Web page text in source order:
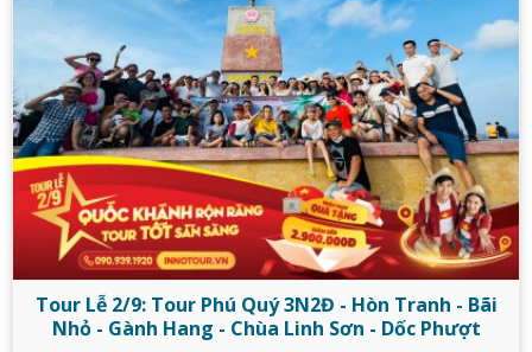
Tour Lễ 2/9: Tour Phú Quý 3N2Đ - Hòn Tranh - Bãi
Nhỏ - Gành Hang - Chùa Linh Sơn - Dốc Phượt